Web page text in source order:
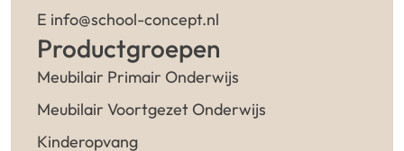
E info@school-concept.nl
Productgroepen
Meubilair Primair Onderwijs
Meubilair Voortgezet Onderwijs
Kinderopvang